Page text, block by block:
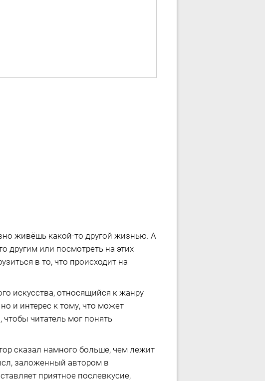
живёшь какой-то другой жизнью. А
другим или посмотреть на этих
в то, что происходит на
искусства, относящийся к жанру
и интерес к тому, что может
читатель мог понять
сказал намного больше, чем лежит
заложенный автором в
приятное послевкусие,